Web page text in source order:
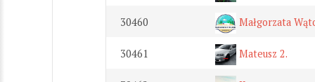
30460 Małgorzata
30461 Mateusz 2.